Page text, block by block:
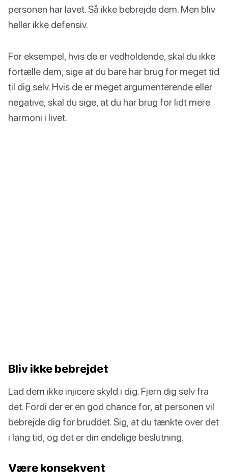
personen har lavet. Så ikke bebrejde dem. Men bliv
heller ikke defensiv.
For eksempel, hvis de er vedholdende, skal du ikke
fortælle dem, sige at du bare har brug for meget tid
til dig selv. Hvis de er meget argumenterende eller
negative, skal du sige, at du har brug for lidt mere
harmoni i livet.
Bliv ikke bebrejdet
Lad dem ikke injicere skyld i dig. Fjern dig selv fra
det. Fordi der er en god chance for, at personen vil
bebrejde dig for bruddet. Sig, at du tænkte over det
i lang tid, og det er din endelige beslutning.
Være konsekvent